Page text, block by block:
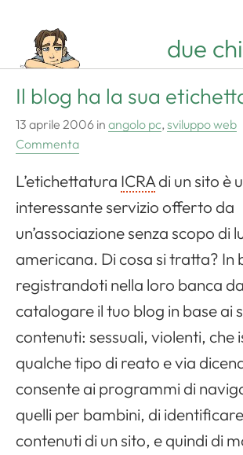
due
Il blog ha la sua
13 aprile 2006 in angolo pc, sviluppo web
Commenta
L’etichettatura ICRAdi un sito è
interessante servizio offerto da
un’associazione senza scopo di
americana. Di cosa si tratta? In
registrandoti nella loro banca
catalogare il tuo blog in base ai
contenuti: sessuali, violenti, che
qualche tipo di reato e via
consente ai programmi di
quelli per bambini, di
contenuti di un sito, e quindi di